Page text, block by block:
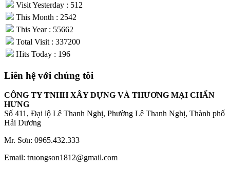
Visit Yesterday : 512
This Month : 2542
This Year : 55662
Total Visit : 337200
Hits Today : 196
Liên hệ với chúng tôi
CÔNG TY TNHH XÂY DỰNG VÀ THƯƠNG MẠI CHẤN
HƯNG
Số 411, Đại lộ Lê Thanh Nghị, Phường Lê Thanh Nghị, Thành phố
Hải Dương
Mr. Sơn: 0965.432.333
Email: truongson1812@gmail.com